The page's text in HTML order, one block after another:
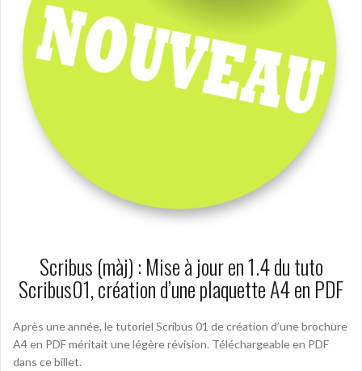
Scribus (màj) : Mise à jour en 1.4 du tuto
Scribus01, création d’une plaquette A4 en PDF
Après une année, le tutoriel Scribus 01 de création d’une brochure
A4 en PDF méritait une légère révision. Téléchargeable en PDF
dans ce billet.